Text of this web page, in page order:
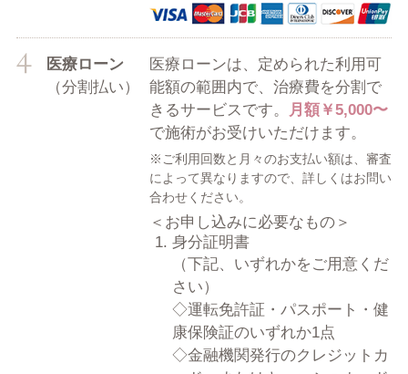
医療ローン
（分割払い）
医療ローンは、定められた利用可
能額の範囲内で、治療費を分割で
きるサービスです。
月額￥5,000〜
で施術がお受けいただけます。
※ご利用回数と月々のお支払い額は、審査
によって異なりますので、詳しくはお問い
合わせください。
＜お申し込みに必要なもの＞
身分証明書
（下記、いずれかをご用意くだ
さい）
運転免許証・パスポート・健
康保険証のいずれか1点
金融機関発行のクレジットカ